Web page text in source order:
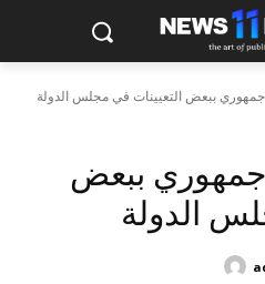
جمهوري ببعض التعيينات في مجلس الدولة
جمهوري ببعض
الدولة